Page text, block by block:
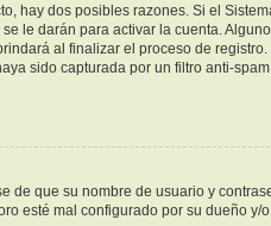
hay dos posibles razones. Si el
le darán para activar la cuenta.
al finalizar el proceso de
sido capturada por un filtro anti-
de que su nombre de usuario y
esté mal configurado por su dueño